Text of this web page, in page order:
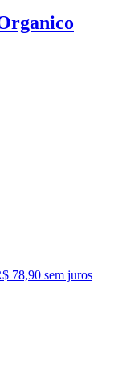
78,90 sem juros